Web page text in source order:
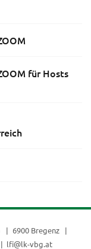
für Hosts
6900 Bregenz
lfi@lk-vbg.at